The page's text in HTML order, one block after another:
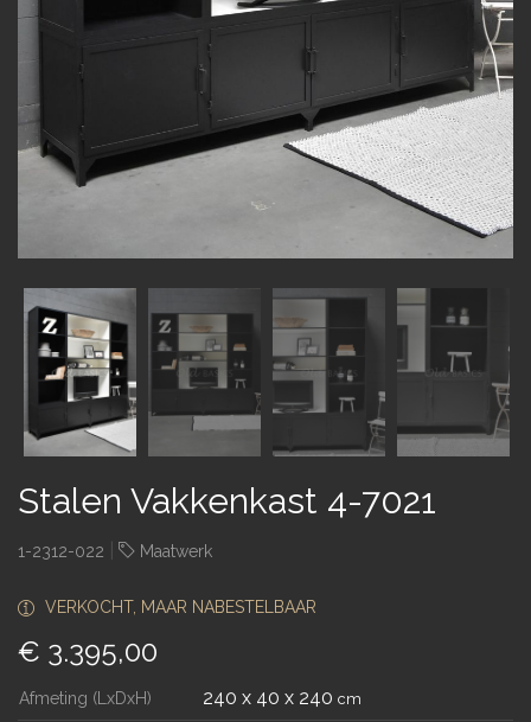
Stalen Vakkenkast 4-7021
1-2312-022 Maatwerk
VERKOCHT, MAAR NABESTELBAAR
€ 3.395,00
Afmeting (LxDxH) 240 x 40 x 240 cm